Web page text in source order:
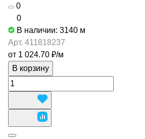
0
0
В наличии: 3140 м
Арт. 411818237
от 1 024.70 ₽/м
В корзину